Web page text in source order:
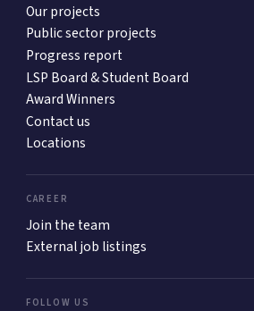
Our projects
Public sector projects
Progress report
LSP Board & Student Board
Award Winners
Contact us
Locations
CAREER
Join the team
External job listings
FOLLOW US